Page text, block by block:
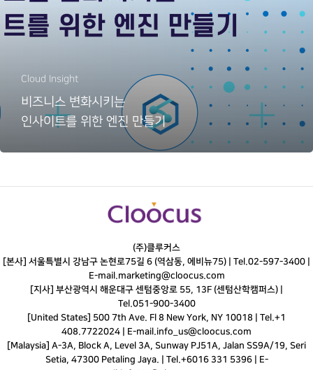
Cloud Insight
비즈니스 변화시키는
인사이트를 위한 엔진 만들기
(주)클루커스
[본사] 서울특별시 강남구 논현로75길 6 (역삼동, 에비뉴75) | Tel.02-597-3400
E-mail.marketing@cloocus.com
[지사] 부산광역시 해운대구 센텀중앙로 55, 13F (센텀산학캠퍼스) |
Tel.051-900-3400
[United States] 500 7th Ave. Fl 8 New York, NY 10018 | Tel.+1
408.7722024 | E-mail.info_us@cloocus.com
[Malaysia] A-3A, Block A, Level 3A, Sunway PJ51A, Jalan SS9A/19, Seri
Setia, 47300 Petaling Jaya. | Tel.+6016 331 5396 | E-